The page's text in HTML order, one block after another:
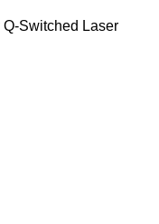
Switched Laser